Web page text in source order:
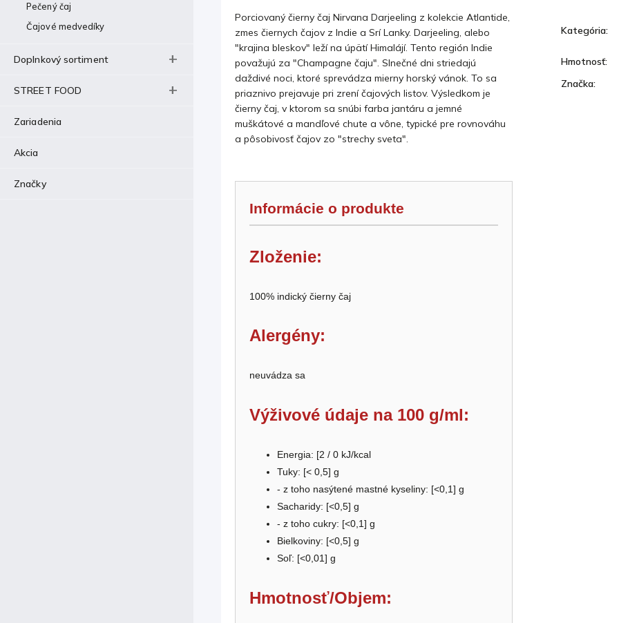
Pečený čaj
Čajové medvedíky
Doplnkový sortiment
STREET FOOD
Zariadenia
Akcia
Značky
Porciovaný čierny čaj Nirvana Darjeeling z kolekcie Atlantide,
zmes čiernych čajov z Indie a Srí Lanky. Darjeeling, alebo
"krajina bleskov" leží na úpätí Himalájí. Tento región Indie
považujú za "Champagne čaju". Slnečné dni striedajú
daždivé noci, ktoré sprevádza mierny horský vánok. To sa
priaznivo prejavuje pri zrení čajových listov. Výsledkom je
čierny čaj, v ktorom sa snúbi farba jantáru a jemné
muškátové a mandľové chute a vône, typické pre rovnováhu
a pôsobivosť čajov zo "strechy sveta".
Informácie o produkte
Zloženie:
100% indický čierny čaj
Alergény:
neuvádza sa
Výživové údaje na 100 g/ml:
Energia: [2 / 0 kJ/kcal
Tuky: [< 0,5] g
- z toho nasýtené mastné kyseliny: [<0,1] g
Sacharidy: [<0,5] g
- z toho cukry: [<0,1] g
Bielkoviny: [<0,5] g
Soľ: [<0,01] g
Hmotnosť/Objem:
Kategória:
Hmotnosť:
Značka: